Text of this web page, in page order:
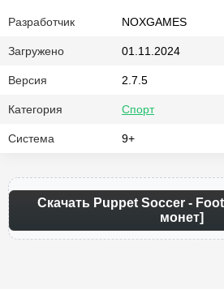
Разработчик NOXGAMES
Загружено 01.11.2024
Версия 2.7.5
Категория Спорт
Система 9+
Скачать Puppet Soccer -
монет]